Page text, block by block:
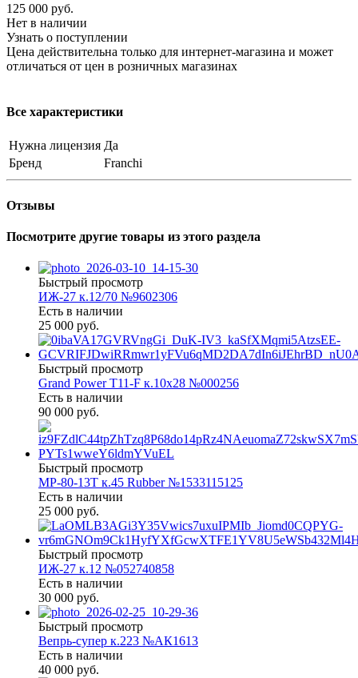
125 000 руб.
Нет в наличии
Узнать о поступлении
Цена действительна только для интернет-магазина и может
отличаться от цен в розничных магазинах
Все характеристики
Нужна лицензия Да
Бренд
Franchi
Отзывы
Посмотрите другие товары из этого раздела
Быстрый просмотр
ИЖ-27 к.12/70 №9602306
Есть в наличии
25 000 руб.
Быстрый просмотр
Grand Power T11-F к.10х28 №000256
Есть в наличии
90 000 руб.
Быстрый просмотр
МР-80-13Т к.45 Rubber №1533115125
Есть в наличии
25 000 руб.
Быстрый просмотр
ИЖ-27 к.12 №052740858
Есть в наличии
30 000 руб.
Быстрый просмотр
Вепрь-супер к.223 №АК1613
Есть в наличии
40 000 руб.